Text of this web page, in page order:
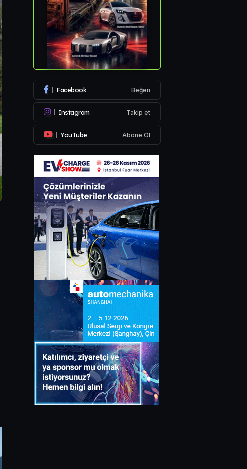
Facebook Beğen
Instagram Takip et
YouTube Abone Ol